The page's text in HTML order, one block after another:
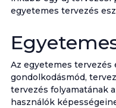
egyetemes tervezés
Az egyetemes tervezés
gondolkodásmód,
tervezés folyamatának
használók